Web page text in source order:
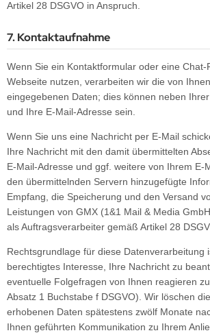
Artikel 28 DSGVO in Anspruch.
7. Kontaktaufnahme
Wenn Sie ein Kontaktformular oder eine
Webseite nutzen, verarbeiten wir die von
eingegebenen Daten; dies können neben
und Ihre E-Mail-Adresse sein.
Wenn Sie uns eine Nachricht per E-Mail
Ihre Nachricht mit den damit übermittelten
E-Mail-Adresse und ggf. weitere von Ihrem E-
den übermittelnden Servern hinzugefügte
Empfang, die Speicherung und den Versand
Leistungen von GMX (1&1 Mail & Media
als Auftragsverarbeiter gemäß Artikel 28
Rechtsgrundlage für diese Datenverarbeitung
berechtigtes Interesse, Ihre Nachricht zu
eventuelle Folgefragen von Ihnen reagieren
Absatz 1 Buchstabe f DSGVO). Wir löschen
erhobenen Daten spätestens zwölf Monate
Ihnen geführten Kommunikation zu Ihrem